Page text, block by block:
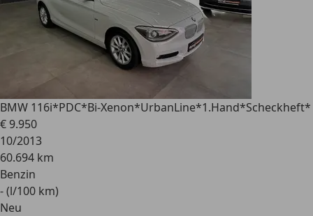
BMW 116i*PDC*Bi-Xenon*UrbanLine*1.Hand*Scheckheft*
€ 9.950
10/2013
60.694 km
Benzin
- (l/100 km)
Neu